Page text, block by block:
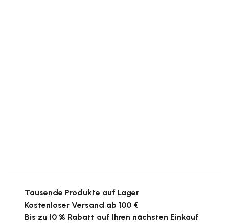
Tausende Produkte auf Lager
Kostenloser Versand ab 100 €
Bis zu 10 % Rabatt auf Ihren nächsten Einkauf